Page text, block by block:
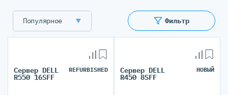
Фильтр
Популярное
Сервер DELL
R550 16SFF
REFURBISHED Сервер DELL
R450 8SFF
НОВЫЙ